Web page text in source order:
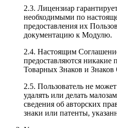
2.3. Лицензиар
необходимыми по
предоставления их
документацию к Модулю.
2.4. Настоящим
предоставляются никакие
Товарных Знаков и
2.5. Пользователь не
удалять или делать
сведения об авторских
знаки или патенты,